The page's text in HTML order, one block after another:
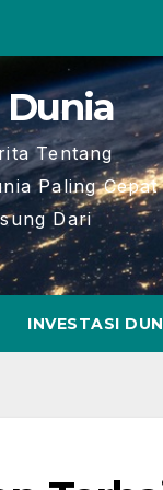
Dunia
Tentang
Paling Cepat
Dari
INVESTASI